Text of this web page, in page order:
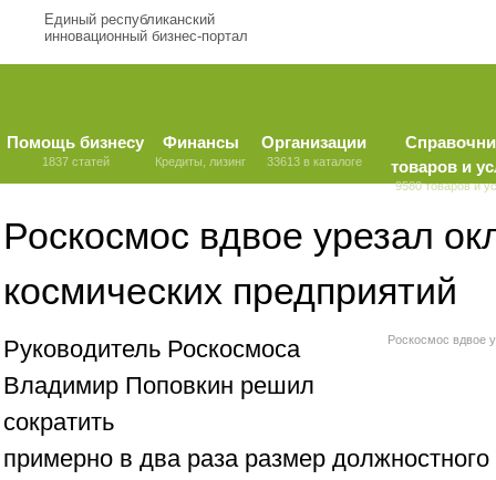
Единый республиканский
инновационный бизнес-портал
Помощь бизнесу
1837 статей
Финансы
Кредиты, лизинг
Организации
33613 в каталоге
товаров и
9580 товаров и
Роскосмос вдвое урезал
космических предприятий
Роскосмос вдвое
Руководитель Роскосмоса
Владимир Поповкин решил
сократить
примерно в два раза размер должностного